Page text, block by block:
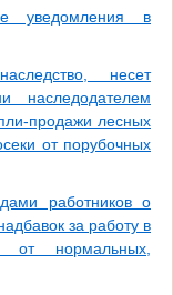
уведомления в
несет
наследодателем
продажи лесных
от порубочных
работников о
за работу в
от нормальных,